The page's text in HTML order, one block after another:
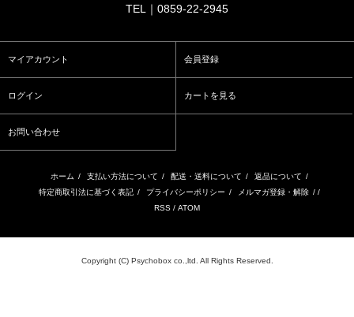
TEL｜0859-22-2945
マイアカウント 会員登録
ログイン カートを見る
お問い合わせ
ホーム / 支払い方法について / 配送・送料について / 返品について /
特定商取引法に基づく表記 / プライバシーポリシー / メルマガ登録・解除 / /
RSS / ATOM
Copyright (C) Psychobox co.,ltd. All Rights Reserved.